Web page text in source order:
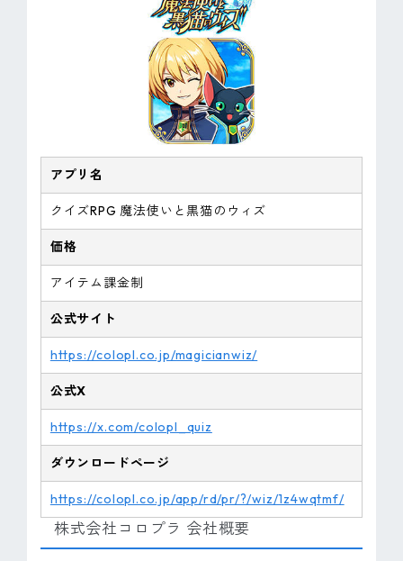
アプリ名
クイズRPG 魔法使いと黒猫のウィズ
価格
アイテム課金制
公式サイト
https://colopl.co.jp/magicianwiz/
公式X
https://x.com/colopl_quiz
ダウンロードページ
https://colopl.co.jp/app/rd/pr/?/wiz/1z4wqtmf/
株式会社コロプラ 会社概要